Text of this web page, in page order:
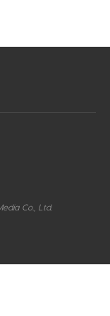
Co., Ltd.